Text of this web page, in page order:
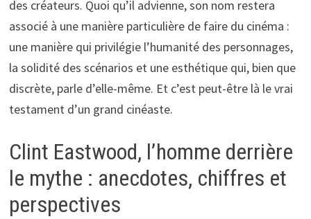
des créateurs. Quoi qu’il advienne, son nom restera
associé à une manière particulière de faire du cinéma :
une manière qui privilégie l’humanité des personnages,
la solidité des scénarios et une esthétique qui, bien que
discrète, parle d’elle-même. Et c’est peut-être là le vrai
testament d’un grand cinéaste.
Clint Eastwood, l’homme derrière
le mythe : anecdotes, chiffres et
perspectives